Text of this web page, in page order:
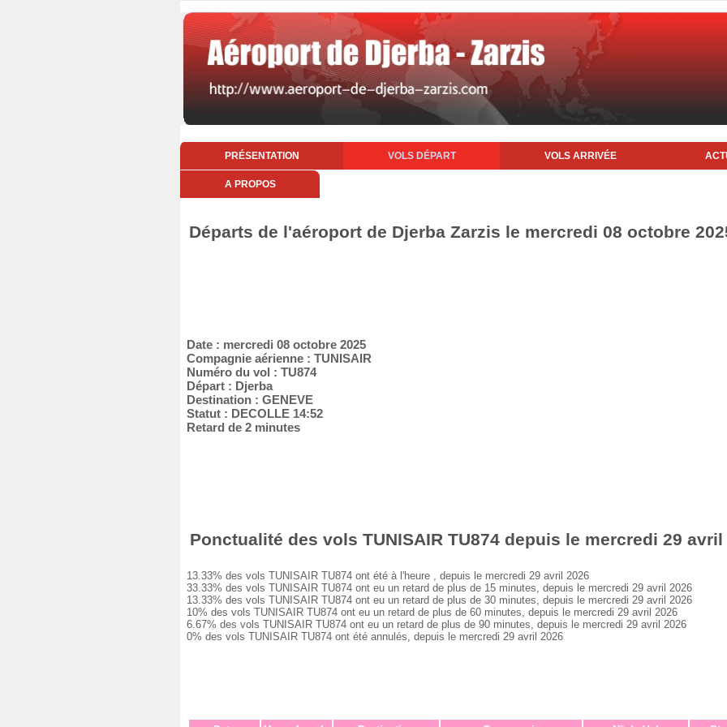
PRÉSENTATION VOLS DÉPART VOLS ARRIVÉE
A PROPOS
Départs de l'aéroport de Djerba Zarzis le mercredi 08 octobre
Date : mercredi 08 octobre 2025
Compagnie aérienne : TUNISAIR
Numéro du vol : TU874
Départ : Djerba
Destination : GENEVE
Statut : DECOLLE 14:52
Retard de 2 minutes
Ponctualité des vols TUNISAIR TU874 depuis le mercredi 29 avril
13.33% des vols TUNISAIR TU874 ont été à l'heure , depuis le mercredi 29 avril 2026
33.33% des vols TUNISAIR TU874 ont eu un retard de plus de 15 minutes, depuis le mercredi 29 avril 2026
13.33% des vols TUNISAIR TU874 ont eu un retard de plus de 30 minutes, depuis le mercredi 29 avril 2026
10% des vols TUNISAIR TU874 ont eu un retard de plus de 60 minutes, depuis le mercredi 29 avril 2026
6.67% des vols TUNISAIR TU874 ont eu un retard de plus de 90 minutes, depuis le mercredi 29 avril 2026
0% des vols TUNISAIR TU874 ont été annulés, depuis le mercredi 29 avril 2026